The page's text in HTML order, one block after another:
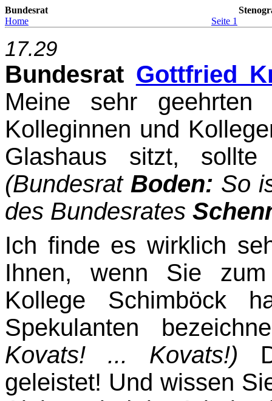
Bundesrat
Home
Seite 1
17.29
Bundesrat Gottfried
Meine sehr
Kolleginnen und
Glashaus sitzt,
(Bundesrat Boden: So
des Bundesrates
Ich finde es wirklich
Ihnen, wenn Sie
Kollege Schimböck
Spekulanten
Kovats! ... Kovats!)
geleistet! Und wissen